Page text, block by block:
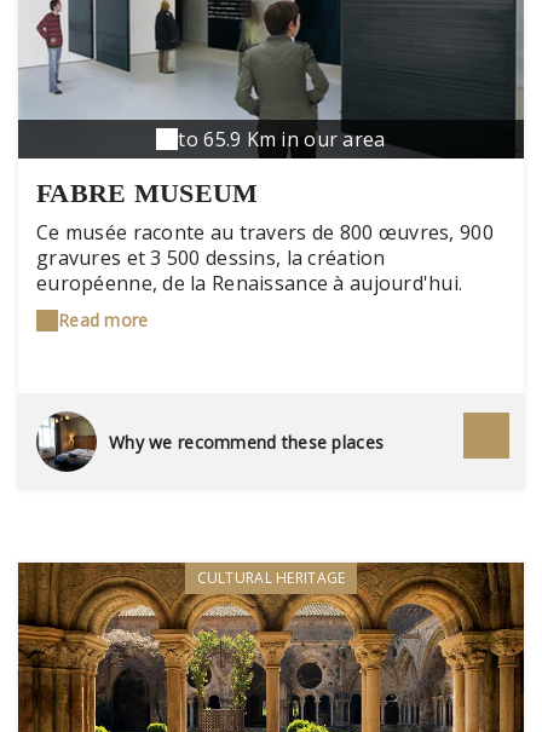
to 65.9 Km in our area
FABRE MUSEUM
Ce musée raconte au travers de 800 œuvres, 900
gravures et 3 500 dessins, la création
européenne, de la Renaissance à aujourd'hui.
Chaque samedi, à 11 heures, une visite guidée fait
découvrir les œuvres d'un seul artiste. Le musée
Read more
Why we recommend these places
CULTURAL HERITAGE